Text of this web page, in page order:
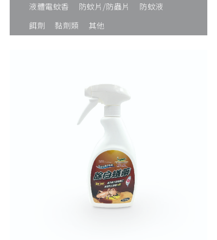
液體電蚊香
防蚊片/防蟲片
防蚊液
餌劑
黏劑類 其他